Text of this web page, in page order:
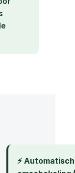
⚡